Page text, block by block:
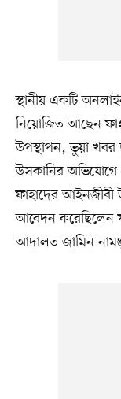
স্থানীয় একটি
নিয়োজিত আছেন
উপস্থাপন, ভুয়া খবর
উসকানির অভিযোগে
ফাহাদের আইনজীবী
আবেদন করেছিলেন
আদালত জামিন